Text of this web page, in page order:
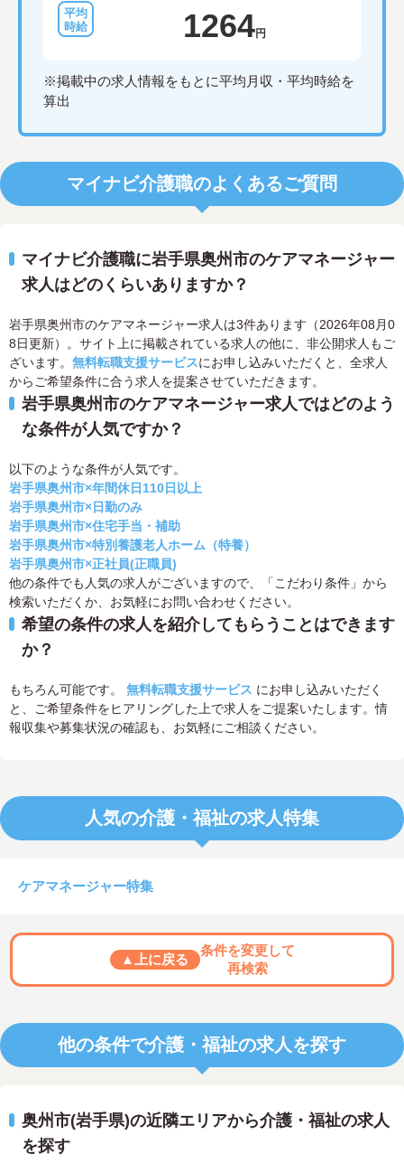
1264円
※掲載中の求人情報をもとに平均月収・平均時給を
算出
マイナビ介護職のよくあるご質問
マイナビ介護職に岩手県奥州市のケアマネージャー
求人はどのくらいありますか？
岩手県奥州市のケアマネージャー求人は3件あります（2026年08月0
8日更新）。サイト上に掲載されている求人の他に、非公開求人もご
ざいます。 無料転職支援サービスにお申し込みいただくと、全求人
からご希望条件に合う求人を提案させていただきます。
岩手県奥州市のケアマネージャー求人ではどのよう
な条件が人気ですか？
以下のような条件が人気です。
岩手県奥州市×年間休日110日以上
岩手県奥州市×日勤のみ
岩手県奥州市×住宅手当・補助
岩手県奥州市×特別養護老人ホーム（特養）
岩手県奥州市×正社員(正職員)
他の条件でも人気の求人がございますので、「こだわり条件」から
検索いただくか、お気軽にお問い合わせください。
希望の条件の求人を紹介してもらうことはできます
か？
もちろん可能です。 無料転職支援サービス にお申し込みいただく
と、ご希望条件をヒアリングした上で求人をご提案いたします。情
報収集や募集状況の確認も、お気軽にご相談ください。
人気の介護・福祉の求人特集
ケアマネージャー特集
▲上に戻る
条件を変更して
再検索
他の条件で介護・福祉の求人を探す
奥州市(岩手県)の近隣エリアから介護・福祉の求人
を探す